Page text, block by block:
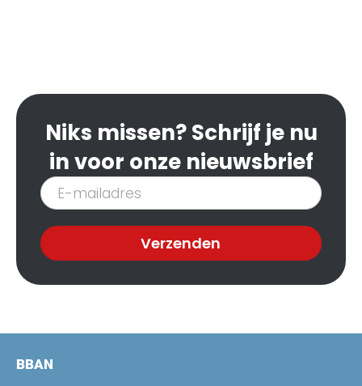
Niks missen? Schrijf je nu
in voor onze nieuwsbrief
Inschrijven
nieuwsbrief
Verzenden
BBAN